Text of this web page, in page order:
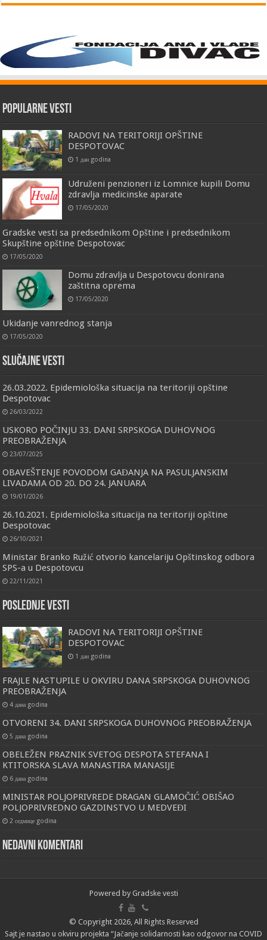
Popularne vesti
RADOVI NA TERITORIJI OPŠTINE
DESPOTOVAC
1 дан godina
Udruženi penzioneri iz Lomnice kupili Domu
zdravlja medicinske aparate
17/05/2020
Gradske vesti sa predsednikom Opštine i predsednikom
Skupštine opštine Despotovac
17/05/2020
Domu zdravlja u Despotovcu donirana
zaštitna oprema
17/05/2020
Ukidanje vanrednog stanja
17/05/2020
Slučajne vesti
26.03.2022. Epidemiološka situacija na teritoriji opštine
Despotovac
26/03/2022
USKORO POČINJU 33. DANI SRPSKOGA DUHOVNOG
PREOBRAŽENJA
23/07/2025
OBAVEŠTENJE POVODOM GAĐANJA NA PASULJANSKIM
LIVADAMA OD 20. DO 24. JANUARA
19/01/2026
26.10.2021. Epidemiološka situacija na teritoriji opštine
Despotovac
26/10/2021
Ministar Branko Ružić otvorio kancelariju Opštinskog odbora
SPS-a u Despotovcu
22/11/2021
Poslednje vesti
RADOVI NA TERITORIJI OPŠTINE
DESPOTOVAC
1 дан godina
FRAJLE NASTUPILE U OKVIRU DANA SRPSKOGA DUHOVNOG
PREOBRAŽENJA
4 дана godina
OTVORENI 34. DANI SRPSKOGA DUHOVNOG PREOBRAŽENJA
5 дана godina
OBELEŽEN PRAZNIK SVETOG DESPOTA STEFANA I
KTITORSKA SLAVA MANASTIRA MANASIJE
6 дана godina
MINISTAR POLJOPRIVREDE DRAGAN GLAMOČIĆ OBIŠAO
POLJOPRIVREDNO GAZDINSTVO U MEDVEĐI
2 седмице godina
Nedavni komentari
Powered by Gradske vesti
© Copyright 2026, All Rights Reserved
Sajt je nastao u okviru projekta “Jačanje solidarnosti kao odgovor na COVID